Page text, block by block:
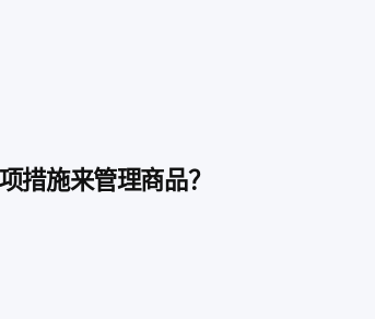
措施来管理商品？